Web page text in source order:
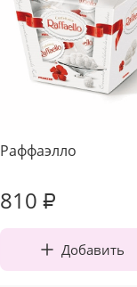
Раффаэлло
810 ₽
Добавить